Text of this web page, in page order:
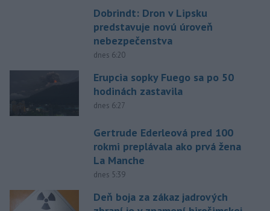
Dobrindt: Dron v Lipsku
predstavuje novú úroveň
nebezpečenstva
dnes 6:20
Erupcia sopky Fuego sa po 50
hodinách zastavila
dnes 6:27
Gertrude Ederleová pred 100
rokmi preplávala ako prvá žena
La Manche
dnes 5:39
Deň boja za zákaz jadrových